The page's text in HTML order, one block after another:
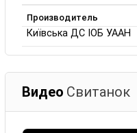
Производитель
Київська ДС ІОБ УААН
Видео Свитанок